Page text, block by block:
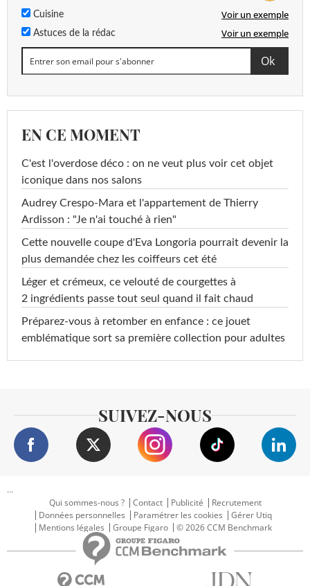
Cuisine Voir un exemple
Astuces de la rédac Voir un exemple
EN CE MOMENT
C'est l'overdose déco : on ne veut plus voir cet objet
iconique dans nos salons
Audrey Crespo-Mara et l'appartement de Thierry
Ardisson : "Je n'ai touché à rien"
Cette nouvelle coupe d'Eva Longoria pourrait devenir la
plus demandée chez les coiffeurs cet été
Léger et crémeux, ce velouté de courgettes à
2 ingrédients passe tout seul quand il fait chaud
Préparez-vous à retomber en enfance : ce jouet
emblématique sort sa première collection pour adultes
SUIVEZ-NOUS
...
Qui sommes-nous ?
Contact Publicité
Recrutement
Données personnelles
Paramétrer les cookies
Gérer Utiq
Mentions légales
Groupe Figaro © 2026 CCM Benchmark